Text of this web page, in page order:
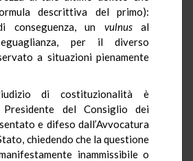
descrittiva del primo):
conseguenza, un vulnusal
per il diverso
a situazioni pienamente
di costituzionalità è
del Consiglio dei
e difeso dall’Avvocatura
chiedendo che la questione
inammissibile o